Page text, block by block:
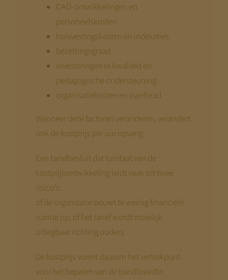
CAO-ontwikkelingen en
personeelskosten
huisvestingskosten en indexaties
bezettingsgraad
investeringen in kwaliteit en
pedagogische ondersteuning
organisatiekosten en overhead
Wanneer deze factoren veranderen, verandert
ook de kostprijs per uur opvang.
Een tariefbesluit dat losstaat van de
kostprijsontwikkeling leidt vaak tot twee
risico’s:
óf de organisatie bouwt te weinig financiële
ruimte op, óf het tarief wordt moeilijk
uitlegbaar richting ouders.
De kostprijs vormt daarom het vertrekpunt
voor het bepalen van de bandbreedte.